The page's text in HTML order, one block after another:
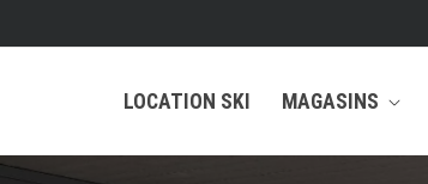
LOCATION SKI MAGASINS